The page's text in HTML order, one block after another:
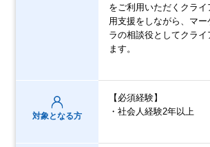
をご利用いただくクラ
用支援をしながら、マ
ラの相談役としてクライ
ます。
対象となる方
【必須経験】
・社会人経験2年以上